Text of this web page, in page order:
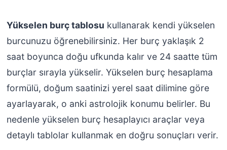
Yükselen burç tablosu kullanarak kendi yükselen
burcunuzu öğrenebilirsiniz. Her burç yaklaşık 2
saat boyunca doğu ufkunda kalır ve 24 saatte tüm
burçlar sırayla yükselir. Yükselen burç hesaplama
formülü, doğum saatinizi yerel saat dilimine göre
ayarlayarak, o anki astrolojik konumu belirler. Bu
nedenle yükselen burç hesaplayıcı araçlar veya
detaylı tablolar kullanmak en doğru sonuçları verir.